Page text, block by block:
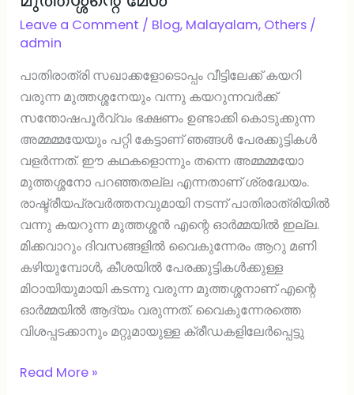
Leave a Comment / Blog, Malayalam, Others /
admin
പാതിരാത്രി സഖാക്കളോടൊപ്പം വീട്ടിലേക്ക് കയറി
വരുന്ന മുത്തശ്ശനേയും വന്നു കയറുന്നവർക്ക്
സന്തോഷപൂർവ്വം ഭക്ഷണം ഉണ്ടാക്കി കൊടുക്കുന്ന
അമ്മമ്മയേയും പറ്റി കേട്ടാണ് ഞങ്ങൾ പേരക്കുട്ടികൾ
വളർന്നത്. ഈ കഥകളൊന്നും തന്നെ അമ്മമ്മയോ
മുത്തശ്ശനോ പറഞ്ഞതല്ല എന്നതാണ് ശ്രദ്ധേയം.
രാഷ്ട്രീയപ്രവർത്തനവുമായി നടന്ന് പാതിരാത്രിയിൽ
വന്നു കയറുന്ന മുത്തശ്ശൻ എന്റെ ഓർമ്മയിൽ ഇല്ല.
മിക്കവാറും ദിവസങ്ങളിൽ വൈകുന്നേരം ആറു മണി
കഴിയുമ്പോൾ, കീശയിൽ പേരക്കുട്ടികൾക്കുള്ള
മിഠായിയുമായി കടന്നു വരുന്ന മുത്തശ്ശനാണ് എന്റെ
ഓർമ്മയിൽ ആദ്യം വരുന്നത്. വൈകുന്നേരത്തെ
വിശപ്പടക്കാനും മറ്റുമായുള്ള ക്രീഡകളിലേർപ്പെട്ടു
Read More »